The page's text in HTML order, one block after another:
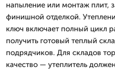
напыление или монтаж плит,
финишной отделкой.
ключ включает полный цикл
получить готовый теплый
подрядчиков. Для складов
качество — утеплитель